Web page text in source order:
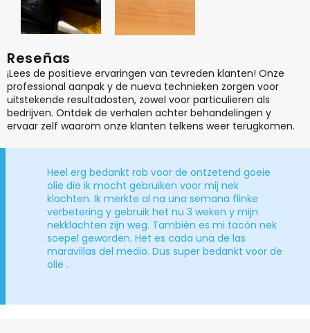
Reseñas
¡Lees de positieve ervaringen van tevreden klanten! Onze
professional aanpak y de nueva technieken zorgen voor
uitstekende resultadosten, zowel voor particulieren als
bedrijven. Ontdek de verhalen achter behandelingen y
ervaar zelf waarom onze klanten telkens weer terugkomen.
Heel erg bedankt rob voor de ontzetend goeie
olie die ik mocht gebruiken voor mij nek
klachten. Ik merkte al na una semana flinke
verbetering y gebruik het nu 3 weken y mijn
nekklachten zijn weg. También es mi tacón nek
soepel geworden. Het es cada una de las
maravillas del medio. Dus super bedankt voor de
olie .